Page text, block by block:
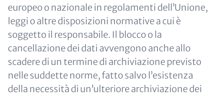
europeo o nazionale in regolamenti dell’Unione,
leggi o altre disposizioni normative a cui è
soggetto il responsabile. Il blocco o la
cancellazione dei dati avvengono anche allo
scadere di un termine di archiviazione previsto
nelle suddette norme, fatto salvo l’esistenza
della necessità di un’ulteriore archiviazione dei